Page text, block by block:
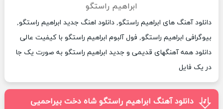
ابراهیم راستگو
دانلود آهنگ های ابراهیم راستگو, دانلود اهنگ جدید ابراهیم راستگو,
بیوگرافی ابراهیم راستگو, فول آلبوم ابراهیم راستگو با کیفیت عالی
دانلود همه آهنگهای قدیمی و جدید ابراهیم راستگو به صورت یک جا
در یک فایل
دانلود آهنگ ابراهیم راستگو شاه دخت بیراحمیی